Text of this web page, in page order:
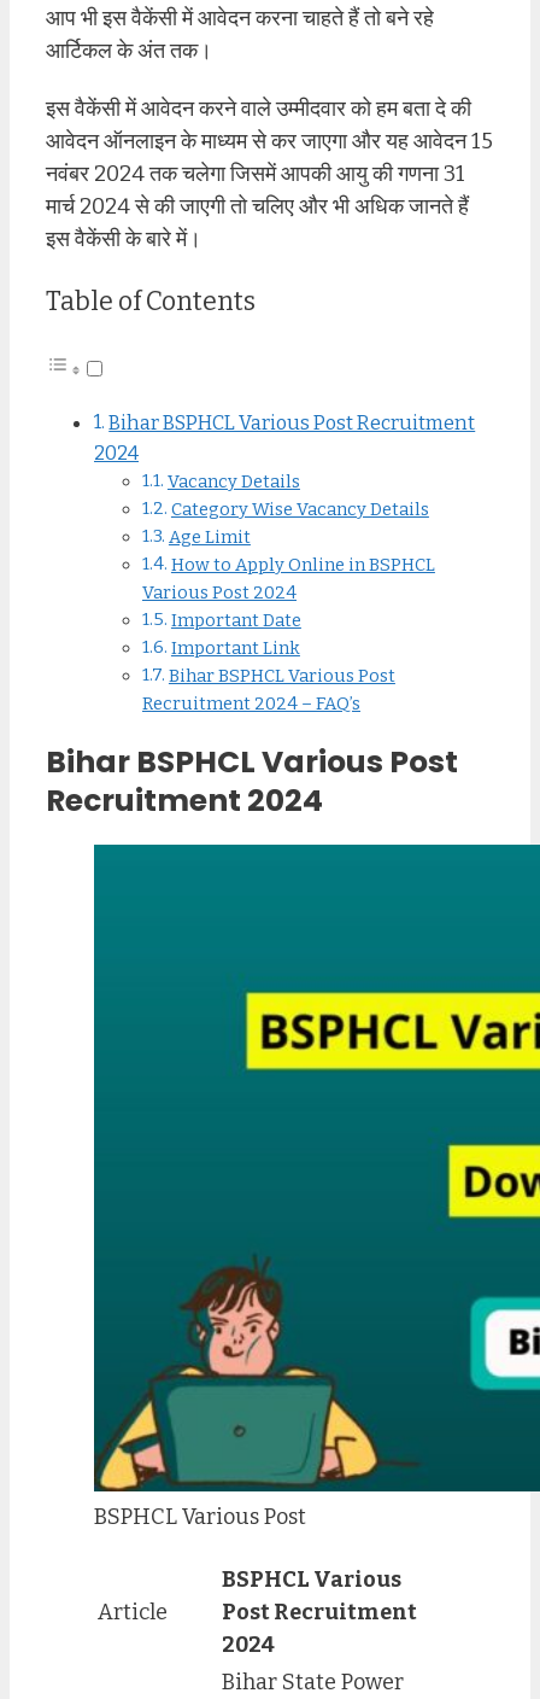
आप भी इस वैकेंसी में आवेदन करना चाहते हैं तो बने रहे
आर्टिकल के अंत तक।
इस वैकेंसी में आवेदन करने वाले उम्मीदवार को हम बता दे की
आवेदन ऑनलाइन के माध्यम से कर जाएगा और यह आवेदन 15
नवंबर 2024 तक चलेगा जिसमें आपकी आयु की गणना 31
मार्च 2024 से की जाएगी तो चलिए और भी अधिक जानते हैं
इस वैकेंसी के बारे में।
Table of Contents
Bihar BSPHCL Various Post Recruitment
2024
Vacancy Details
Category Wise Vacancy Details
Age Limit
How to Apply Online in BSPHCL
Various Post 2024
Important Date
Important Link
Bihar BSPHCL Various Post
Recruitment 2024 – FAQ’s
Bihar BSPHCL Various Post
Recruitment 2024
BSPHCL Various Post
Article
BSPHCL Various
Post Recruitment
2024
Bihar State Power